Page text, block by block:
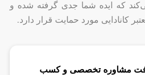
که ایده شما جدی گرفته شده و
کانادایی مورد حمایت قرار دارد.
مشاوره تخصصی و کسب